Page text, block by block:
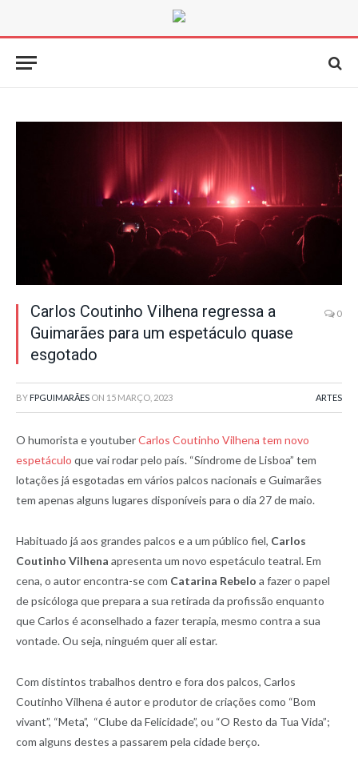
Carlos Coutinho Vilhena regressa a
Guimarães para um espetáculo quase
esgotado
0
BY FPGUIMARÃES ON 15 MARÇO, 2023 ARTES
O humorista e youtuberCarlos Coutinho Vilhena tem novo
espetáculo que vai rodar pelo país. “Síndrome de Lisboa” tem
lotações já esgotadas em vários palcos nacionais e Guimarães
tem apenas alguns lugares disponíveis para o dia 27 de maio.
Habituado já aos grandes palcos e a um público fiel, Carlos
Coutinho Vilhena apresenta um novo espetáculo teatral. Em
cena, o autor encontra-se com Catarina Rebelo a fazer o papel
de psicóloga que prepara a sua retirada da profissão enquanto
que Carlos é aconselhado a fazer terapia, mesmo contra a sua
vontade. Ou seja, ninguém quer ali estar.
Com distintos trabalhos dentro e fora dos palcos, Carlos
Coutinho Vilhena é autor e produtor de criações como “Bom
vivant”, “Meta”, “Clube da Felicidade”, ou “O Resto da Tua Vida”;
com alguns destes a passarem pela cidade berço.